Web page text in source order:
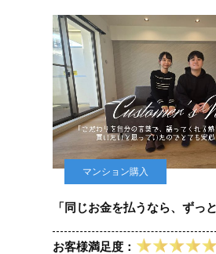
マンション購入
「同じお金を払うなら、ずっ
お客様満足度：